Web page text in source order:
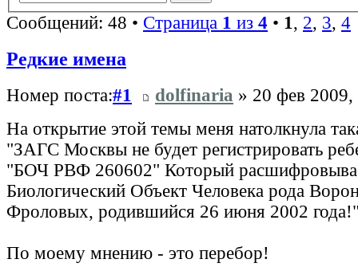
Сообщений: 48 • Страница 1 из 4 • 1, 2, 3, 4
Редкие имена
Номер поста:#1 dolfinaria » 20 фев 2009,
На открытие этой темы меня натолкнула
"ЗАГС Москвы не будет регистрировать
"БОЧ РВФ 260602" Который
Биологический Объект Человека рода
Фроловых, родившийся 26 июня 2002
По моему мнению - это перебор!